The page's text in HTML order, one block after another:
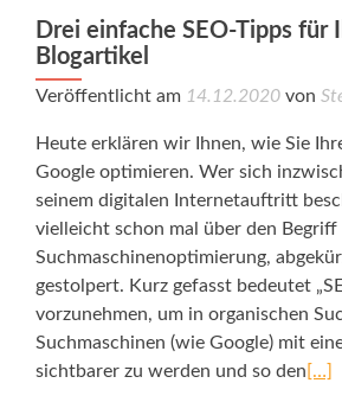
Drei einfache SEO-Tipps für
Blogartikel
Veröffentlicht am 14.12.2020 von
Heute erklären wir Ihnen, wie Sie
Google optimieren. Wer sich
seinem digitalen Internetauftritt
vielleicht schon mal über den Begriff
Suchmaschinenoptimierung,
gestolpert. Kurz gefasst bedeutet
vorzunehmen, um in organischen
Suchmaschinen (wie Google) mit
sichtbarer zu werden und so den […]